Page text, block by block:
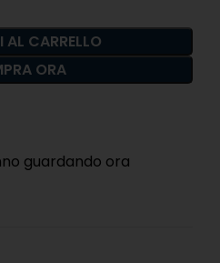
AL CARRELLO
ORA
guardando ora